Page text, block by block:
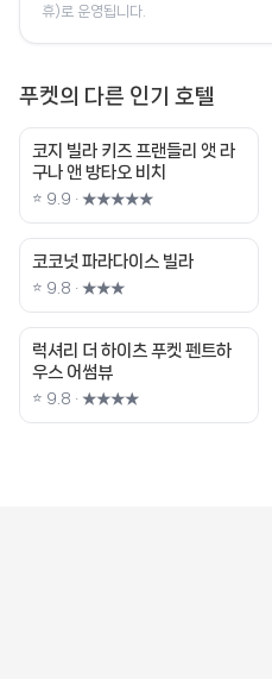
휴)로 운영됩니다.
푸켓의 다른 인기 호텔
코지 빌라 키즈 프랜들리 앳 라
구나 앤 방타오 비치
⭐ 9.9 · ★★★★★
코코넛 파라다이스 빌라
⭐ 9.8 · ★★★
럭셔리 더 하이츠 푸켓 펜트하
우스 어썸뷰
⭐ 9.8 · ★★★★